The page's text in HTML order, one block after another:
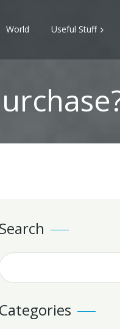
World Useful Stuff
Search
Categories